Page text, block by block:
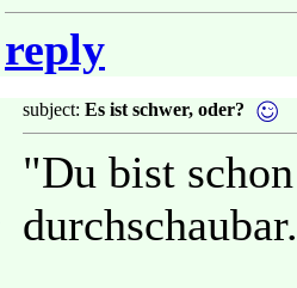
reply
subject: Es ist schwer, oder?
"Du bist
durchschaubar.